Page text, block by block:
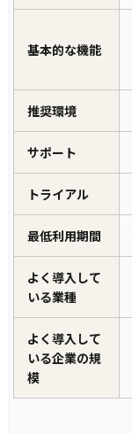
基本的な機能
推奨環境
サポート
トライアル
最低利用期間
よく導入して
いる業種
よく導入して
いる企業の規
模